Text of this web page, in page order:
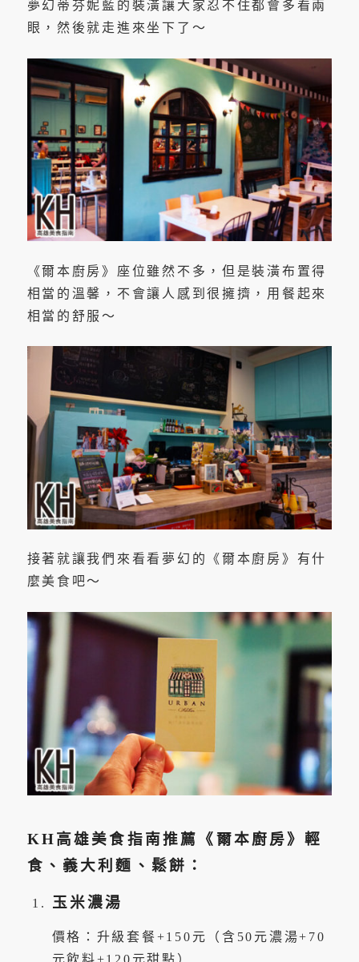
夢幻蒂芬妮藍的裝潢讓大家忍不住都會多看兩
眼，然後就走進來坐下了～
《爾本廚房》座位雖然不多，但是裝潢布置得
相當的溫馨，不會讓人感到很擁擠，用餐起來
相當的舒服～
接著就讓我們來看看夢幻的《爾本廚房》有什
麼美食吧～
KH高雄美食指南推薦《爾本廚房》輕
食、義大利麵、鬆餅：
玉米濃湯
價格：升級套餐+150元（含50元濃湯+70